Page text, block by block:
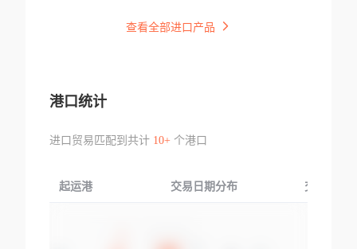
查看全部进口产品
港口统计
进口贸易匹配到共计 10+个港口
起运港 交易日期分布 交易产品